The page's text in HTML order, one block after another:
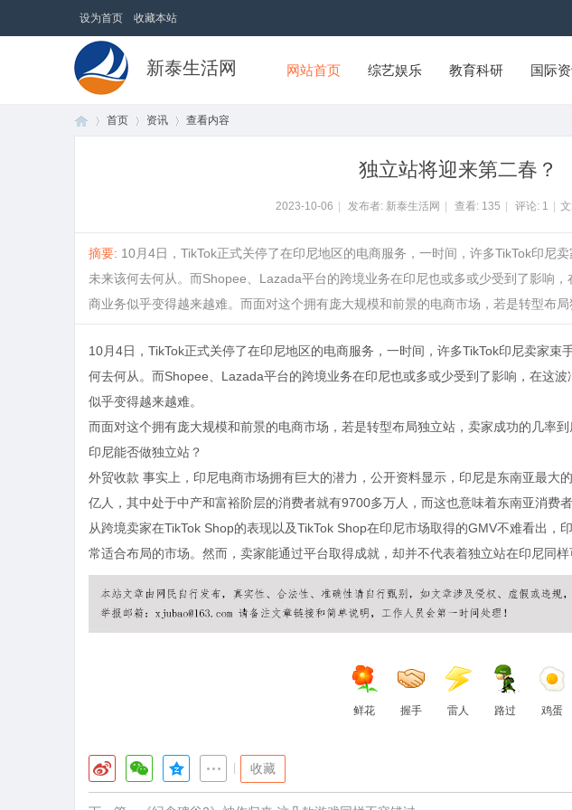
设为首页 收藏本站
新泰生活网 网站首页 综艺娱乐 教育科研 国际
首页 资讯 查看内容
独立站将迎来第二春？
2023-10-06 发布者: 新泰生活网 查看: 135 评论: 1
摘要: 10月4日，TikTok正式关停了在印尼地区的电商服务，一时间，许多TikTok印尼
未来该何去何从。而Shopee、Lazada平台的跨境业务在印尼也或多或少受到了影响
商业务似乎变得越来越难。而面对这个拥有庞大规模和前景的电商市场，若是转型布
10月4日，TikTok正式关停了在印尼地区的电商服务，一时间，许多TikTok印尼卖家
何去何从。而Shopee、Lazada平台的跨境业务在印尼也或多或少受到了影响，在这
似乎变得越来越难。
而面对这个拥有庞大规模和前景的电商市场，若是转型布局独立站，卖家成功的几率
印尼能否做独立站？
外贸收款 事实上，印尼电商市场拥有巨大的潜力，公开资料显示，印尼是东南亚最大
亿人，其中处于中产和富裕阶层的消费者就有9700多万人，而这也意味着东南亚消费者
从跨境卖家在TikTok Shop的表现以及TikTok Shop在印尼市场取得的GMV不难看出，
常适合布局的市场。然而，卖家能通过平台取得成就，却并不代表着独立站在印尼同样
鲜花 握手 雷人 路过 鸡蛋
收藏